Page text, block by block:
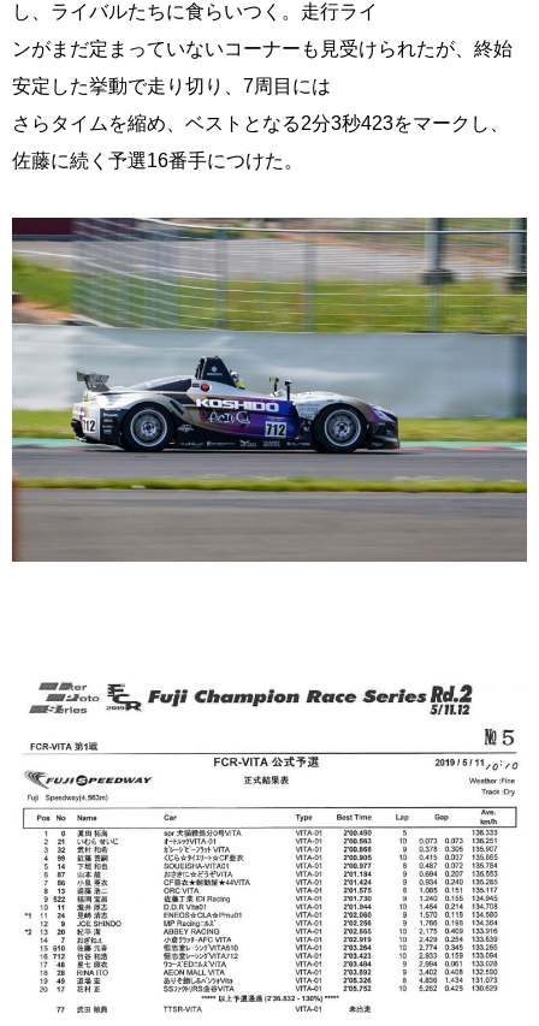
し、ライバルたちに食らいつく。走行ライ
ンがまだ定まっていないコーナーも見受けられたが、終始
安定した挙動で走り切り、7周目には
さらタイムを縮め、ベストとなる2分3秒423をマークし、
佐藤に続く予選16番手につけた。